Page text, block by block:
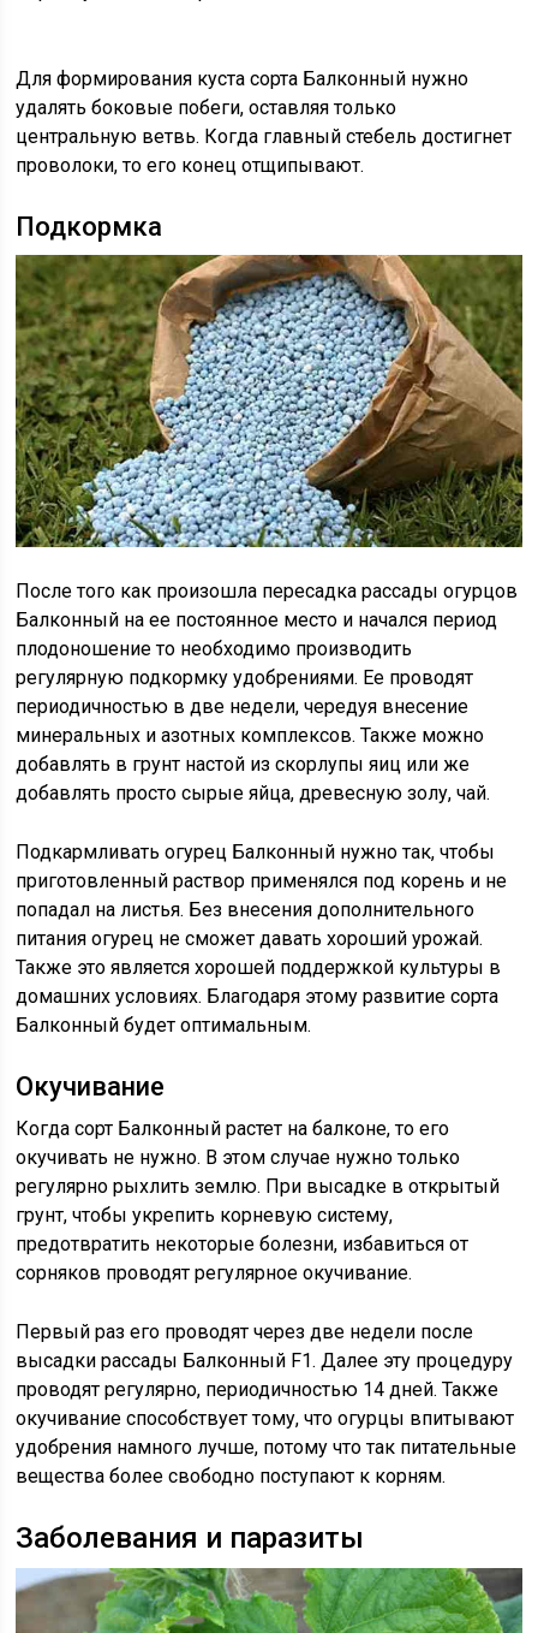
Для формирования куста сорта Балконный нужно
удалять боковые побеги, оставляя только
центральную ветвь. Когда главный стебель достигнет
проволоки, то его конец отщипывают.
Подкормка
После того как произошла пересадка рассады огурцов
Балконный на ее постоянное место и начался период
плодоношение то необходимо производить
регулярную подкормку удобрениями. Ее проводят
периодичностью в две недели, чередуя внесение
минеральных и азотных комплексов. Также можно
добавлять в грунт настой из скорлупы яиц или же
добавлять просто сырые яйца, древесную золу, чай.
Подкармливать огурец Балконный нужно так, чтобы
приготовленный раствор применялся под корень и не
попадал на листья. Без внесения дополнительного
питания огурец не сможет давать хороший урожай.
Также это является хорошей поддержкой культуры в
домашних условиях. Благодаря этому развитие сорта
Балконный будет оптимальным.
Окучивание
Когда сорт Балконный растет на балконе, то его
окучивать не нужно. В этом случае нужно только
регулярно рыхлить землю. При высадке в открытый
грунт, чтобы укрепить корневую систему,
предотвратить некоторые болезни, избавиться от
сорняков проводят регулярное окучивание.
Первый раз его проводят через две недели после
высадки рассады Балконный F1. Далее эту процедуру
проводят регулярно, периодичностью 14 дней. Также
окучивание способствует тому, что огурцы впитывают
удобрения намного лучше, потому что так питательные
вещества более свободно поступают к корням.
Заболевания и паразиты